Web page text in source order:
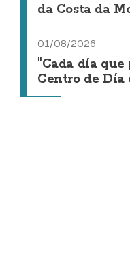
da Costa da
01/08/2026
"Cada día que
Centro de Día